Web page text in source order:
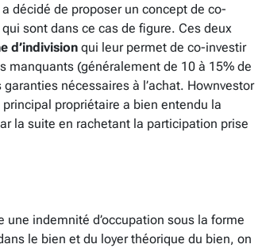
décidé de proposer un concept de co-
sont dans ce cas de figure. Ces deux
d’indivision qui leur permet de co-investir
manquants (généralement de 10 à 15% de
nécessaires à l’achat. Hownvestor
propriétaire a bien entendu la
la suite en rachetant la participation prise
indemnité d’occupation sous la forme
le bien et du loyer théorique du bien, on